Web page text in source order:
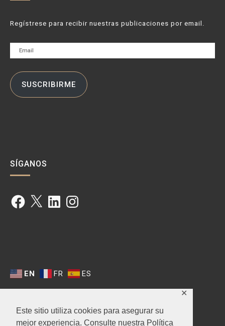
Este sitio utiliza cookies para asegurar su
mejor experiencia. Consulte nuestra Política
✕
Regístrese para recibir nuestras publicaciones por email.
Email
SUSCRIBIRME
SÍGANOS
Facebook
X LinkedInInstagram
EN FR ES